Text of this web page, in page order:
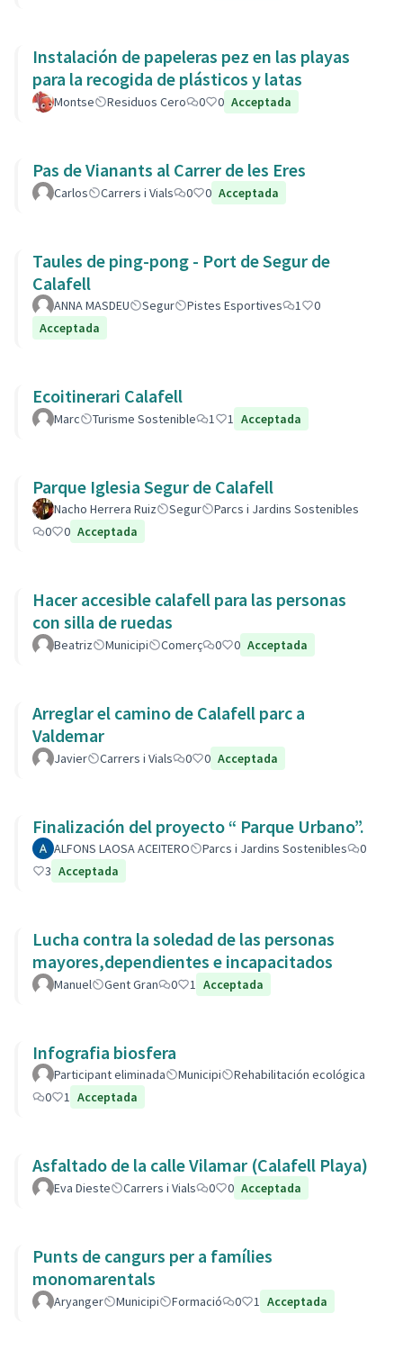
Instalación de papeleras pez en las playas
para la recogida de plásticos y latas
Montse Residuos Cero 0 0 Acceptada
Pas de Vianants al Carrer de les Eres
Carlos Carrers i Vials 0 0 Acceptada
Taules de ping-pong - Port de Segur de
Calafell
ANNA MASDEU Segur Pistes Esportives 1
0
Acceptada
Ecoitinerari Calafell
Marc Turisme Sostenible 1 1 Acceptada
Parque Iglesia Segur de Calafell
Nacho Herrera Ruiz Segur
Parcs i Jardins Sostenibles
0
0 Acceptada
Hacer accesible calafell para las personas
con silla de ruedas
Beatriz Municipi Comerç 0 0 Acceptada
Arreglar el camino de Calafell parc a
Valdemar
Javier Carrers i Vials 0 0 Acceptada
Finalización del proyecto “ Parque Urbano”.
ALFONS LAOSA ACEITERO Parcs i Jardins Sostenibles
0
3 Acceptada
Lucha contra la soledad de las personas
mayores,dependientes e incapacitados
Manuel Gent Gran 0 1 Acceptada
Infografia biosfera
Participant eliminada Municipi
Rehabilitación ecológica
0
1 Acceptada
Asfaltado de la calle Vilamar (Calafell Playa)
Eva Dieste Carrers i Vials 0 0 Acceptada
Punts de cangurs per a famílies
monomarentals
Aryanger Municipi Formació 0 1 Acceptada